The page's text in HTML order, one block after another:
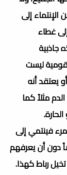
إلى
غطاء
جاذبية
ليست
يعتقد أنه
مثلاً كما
فينتمي إلى
دون أن يعرفهم
رباط كهذا.